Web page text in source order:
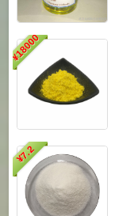
¥
18000
¥
7.2